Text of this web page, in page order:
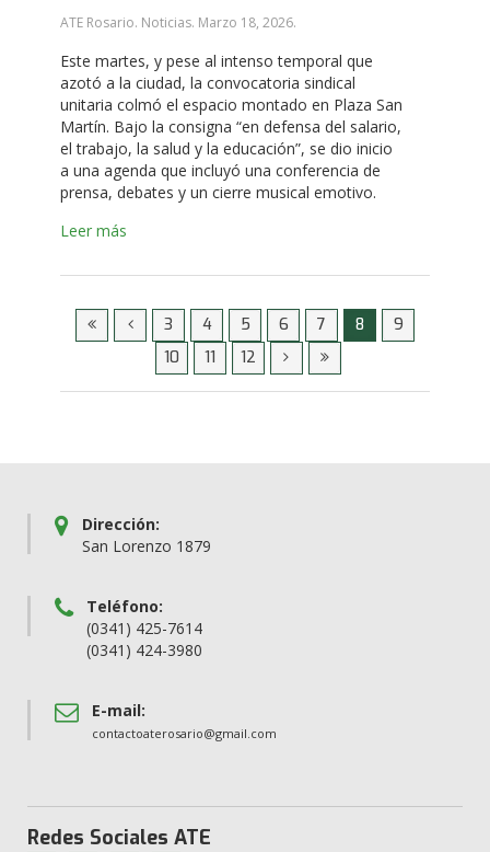
ATE Rosario. Noticias. Marzo 18, 2026.
Este martes, y pese al intenso temporal que
azotó a la ciudad, la convocatoria sindical
unitaria colmó el espacio montado en Plaza San
Martín. Bajo la consigna “en defensa del salario,
el trabajo, la salud y la educación”, se dio inicio
a una agenda que incluyó una conferencia de
prensa, debates y un cierre musical emotivo.
Leer más
3 4 5 6 7 8
9
10
11 12
Dirección:
San Lorenzo 1879
Teléfono:
(0341) 425-7614
(0341) 424-3980
E-mail:
contactoaterosario@gmail.com
Redes Sociales ATE